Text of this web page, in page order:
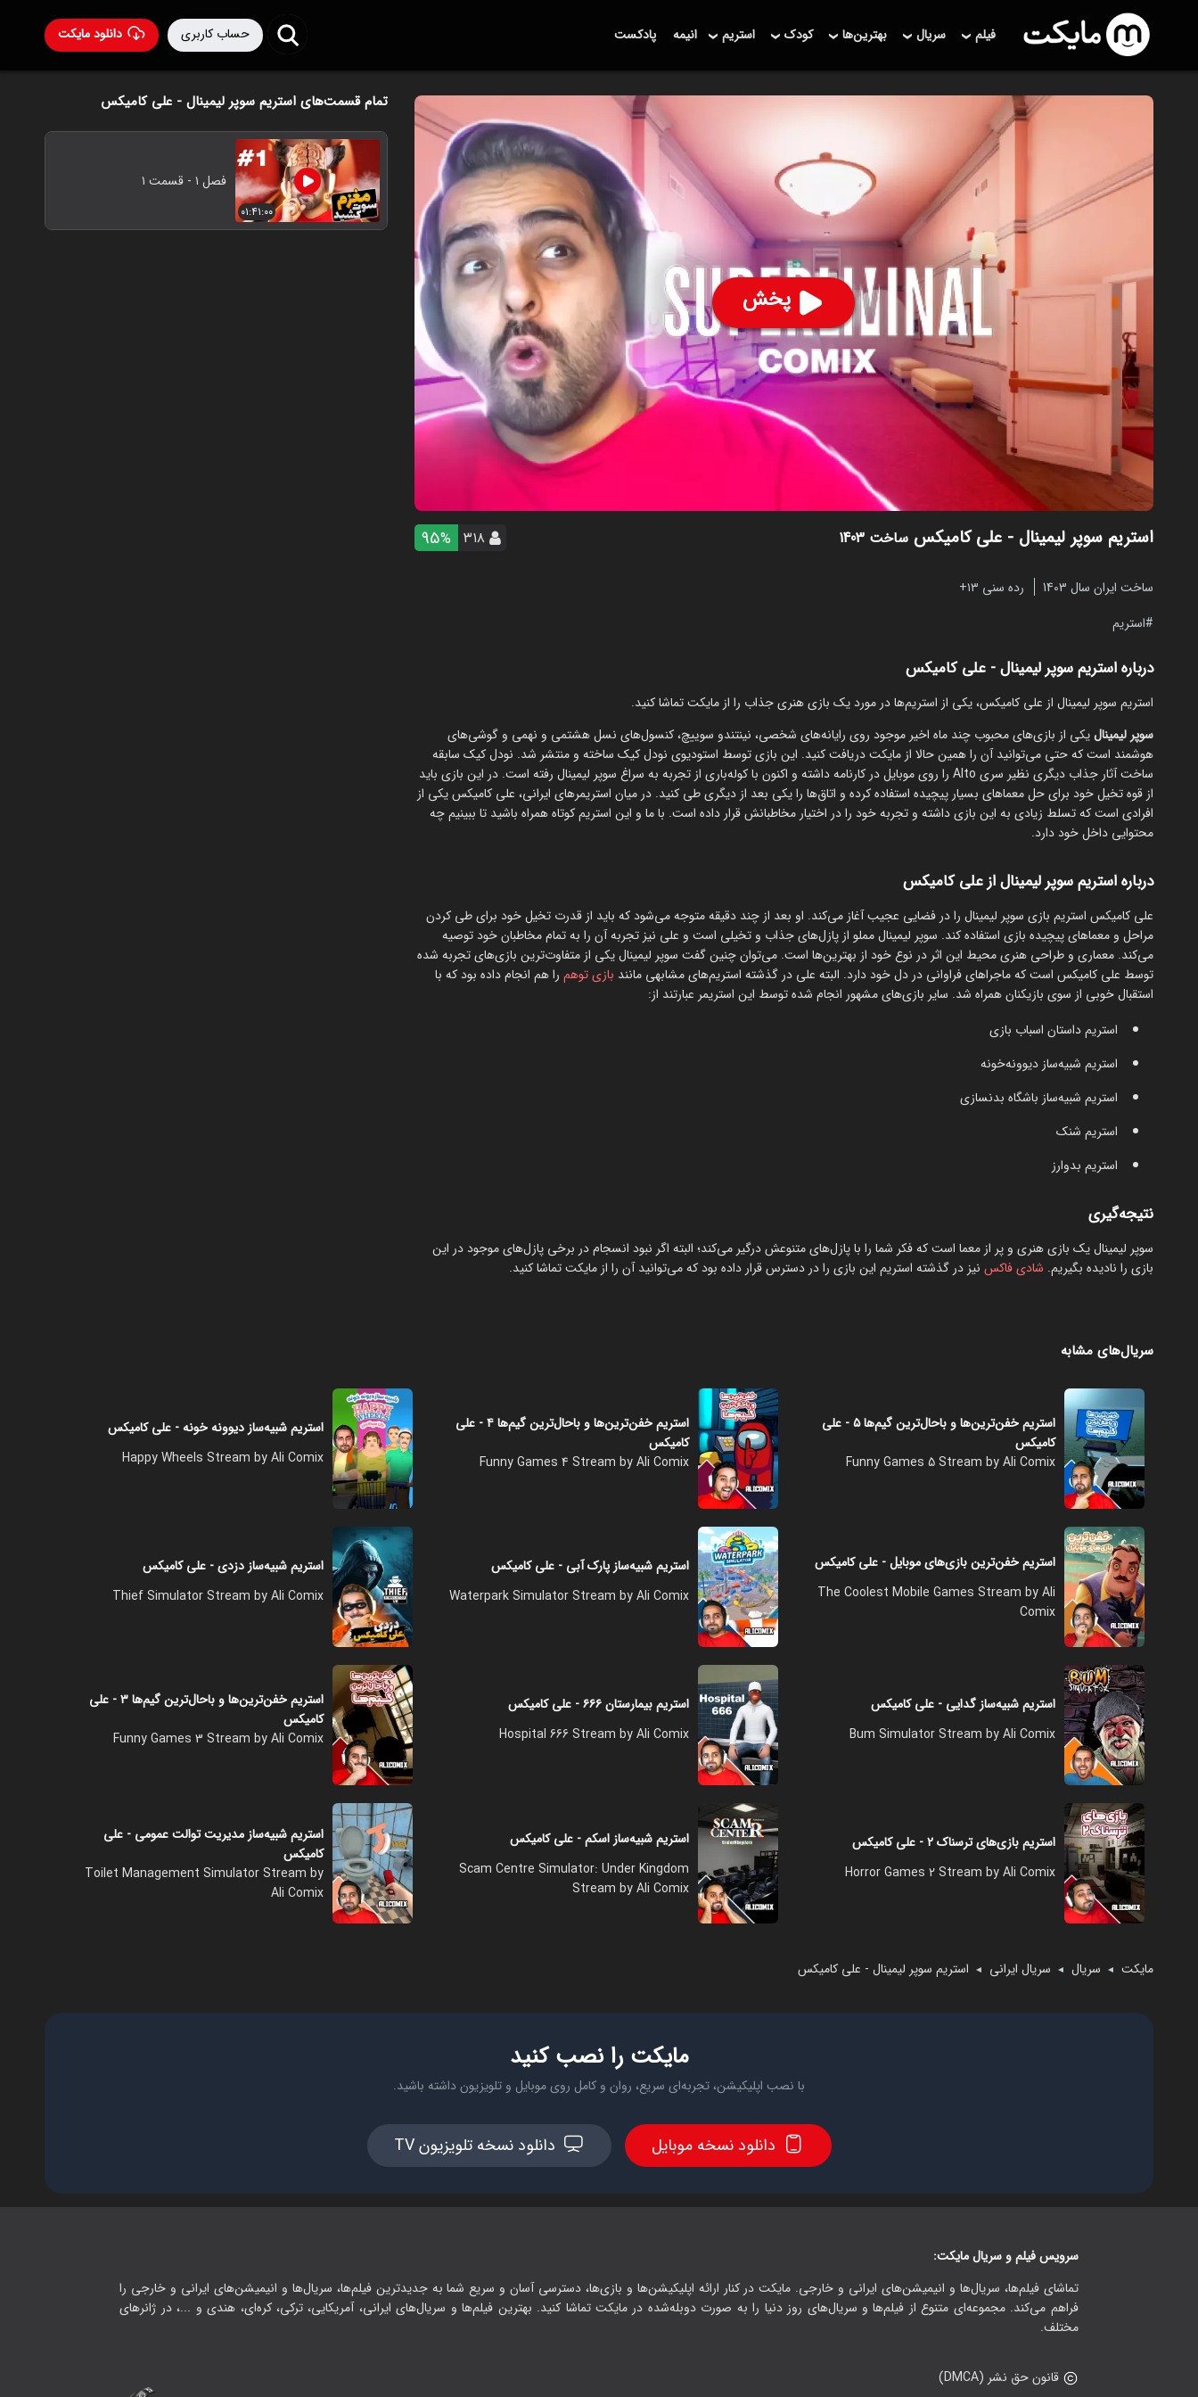
دانلود مایکت حساب کاربری فیلم سریال بهترین‌ها کودک استریم انیمه پادکست
پخش
استریم سوپر لیمینال - علی کامیکس ساخت 1403 ۳۱۸ 95%
ساخت ایران سال 1403
رده سنی ۱۳+
استریم
درباره استریم سوپر لیمینال - علی کامیکس
استریم سوپر لیمینال از علی کامیکس، یکی از استریم‌ها در مورد یک بازی هنری جذاب را از مایکت تماشا کنید.
سوپر لیمینالیکی از بازی‌های محبوب چند ماه اخیر موجود روی رایانه‌های شخصی، نینتندو سوییچ، کنسول‌های نسل هشتمی و نهمی و گوشی‌های
هوشمند است که حتی می‌توانید آن را همین حالا از مایکت دریافت کنید. این بازی توسط استودیوی نودل کیک ساخته و منتشر شد. نودل کیک سابقه
ساخت آثار جذاب دیگری نظیر سری Alto را روی موبایل در کارنامه داشته و اکنون با کوله‌باری از تجربه به سراغ سوپر لیمینال رفته است. در این بازی باید
از قوه تخیل خود برای حل معماهای بسیار پیچیده استفاده کرده و اتاق‌ها را یکی بعد از دیگری طی کنید. در میان استریمرهای ایرانی، علی کامیکس یکی از
افرادی است که تسلط زیادی به این بازی داشته و تجربه خود را در اختیار مخاطبانش قرار داده است. با ما و این استریم کوتاه همراه باشید تا ببینیم چه
محتوایی داخل خود دارد.
درباره استریم سوپر لیمینال از علی کامیکس
علی کامیکس استریم بازی سوپر لیمینال را در فضایی عجیب آغاز می‌کند. او بعد از چند دقیقه متوجه می‌شود که باید از قدرت تخیل خود برای طی کردن
مراحل و معماهای پیچیده بازی استفاده کند. سوپر لیمینال مملو از پازل‌های جذاب و تخیلی است و علی نیز تجربه آن را به تمام مخاطبان خود توصیه
می‌کند. معماری و طراحی هنری محیط این اثر در نوع خود از بهترین‌ها است. می‌توان چنین گفت سوپر لیمینال یکی از متفاوت‌ترین بازی‌های تجربه شده
توسط علی کامیکس است که ماجراهای فراوانی در دل خود دارد. البته علی در گذشته استریم‌های مشابهی مانند بازی توهم را هم انجام داده بود که با
استقبال خوبی از سوی بازیکنان همراه شد. سایر بازی‌های مشهور انجام شده توسط این استریمر عبارتند از:
استریم داستان اسباب بازی
استریم شبیه‌ساز دیوونه‌خونه
استریم شبیه‌ساز باشگاه بدنسازی
استریم شنک
استریم بدوارز
نتیجه‌گیری
سوپر لیمینال یک بازی هنری و پر از معما است که فکر شما را با پازل‌های متنوعش درگیر می‌کند؛ البته اگر نبود انسجام در برخی پازل‌های موجود در این
بازی را نادیده بگیریم. شادی فاکس نیز در گذشته استریم این بازی را در دسترس قرار داده بود که می‌توانید آن را از مایکت تماشا کنید.
تمام قسمت‌های استریم سوپر لیمینال - علی کامیکس
۰۱:۴۱:۰۰
فصل ۱ - قسمت ۱
سریال‌های مشابه
استریم خفن‌ترین‌ها و باحال‌ترین گیم‌ها ۵ - علی
کامیکس
Funny Games 5 Stream by Ali Comix
استریم خفن‌ترین‌ها و باحال‌ترین گیم‌ها ۴ - علی
کامیکس
Funny Games 4 Stream by Ali Comix
استریم شبیه‌ساز دیوونه‌ خونه - علی کامیکس
Happy Wheels Stream by Ali Comix
استریم خفن‌ترین بازی‌های موبایل - علی کامیکس
The Coolest Mobile Games Stream by Ali
Comix
استریم شبیه‌ساز پارک آبی - علی کامیکس
Waterpark Simulator Stream by Ali Comix
استریم شبیه‌ساز دزدی - علی کامیکس
Thief Simulator Stream by Ali Comix
استریم شبیه‌ساز گدایی - علی کامیکس
Bum Simulator Stream by Ali Comix
استریم بیمارستان ۶۶۶ - علی کامیکس
Hospital 666 Stream by Ali Comix
استریم خفن‌ترین‌ها و باحال‌ترین گیم‌ها ۳ - علی
کامیکس
Funny Games 3 Stream by Ali Comix
استریم بازی‌های ترسناک ۲ - علی کامیکس
Horror Games 2 Stream by Ali Comix
استریم شبیه‌ساز اسکم - علی کامیکس
Scam Centre Simulator: Under Kingdom
Stream by Ali Comix
استریم شبیه‌ساز مدیریت توالت عمومی - علی
کامیکس
Toilet Management Simulator Stream by
Ali Comix
مایکت ◄ سریال ◄ سریال ایرانی ◄ استریم سوپر لیمینال - علی کامیکس
مایکت را نصب کنید
با نصب اپلیکیشن، تجربه‌ای سریع، روان و کامل روی موبایل و تلویزیون داشته باشید.
دانلود نسخه موبایل دانلود نسخه تلویزیون TV
سرویس فیلم و سریال مایکت:
تماشای فیلم‌ها، سریال‌ها و انیمیشن‌های ایرانی و خارجی. مایکت در کنار ارائه اپلیکیشن‌ها و بازی‌ها، دسترسی آسان و سریع شما به جدیدترین فیلم‌ها، سریال‌ها و انیمیشن‌های ایرانی و خارجی را
فراهم می‌کند. مجموعه‌ای متنوع از فیلم‌ها و سریال‌های روز دنیا را به صورت دوبله‌شده در مایکت تماشا کنید. بهترین فیلم‌ها و سریال‌های ایرانی، آمریکایی، ترکی، کره‌ای، هندی و ...، در ژانرهای
مختلف.
قانون حق نشر (DMCA)